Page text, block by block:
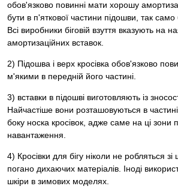
обов'язково повинні мати хорошу
бути в п'яткової частини підошви, так само
Всі виробники біговій взуття вказують на
амортизаційних вставок.
2) Підошва і верх кросівка обов'язково
м'якими в передній його частині.
3) вставки в підошві виготовляють із
Найчастіше вони розташовуються в
боку носка кросівок, адже саме на ці зони
навантаження.
4) Кросівки для бігу ніколи не робляться
погано дихаючих матеріалів. Іноді
шкіри в зимових моделях.